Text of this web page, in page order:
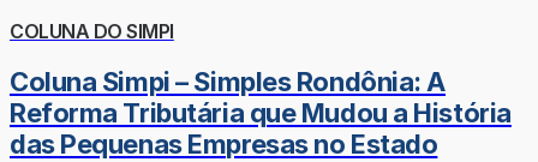
COLUNA DO SIMPI
Coluna Simpi – Simples Rondônia: A
Reforma Tributária que Mudou a História
das Pequenas Empresas no Estado